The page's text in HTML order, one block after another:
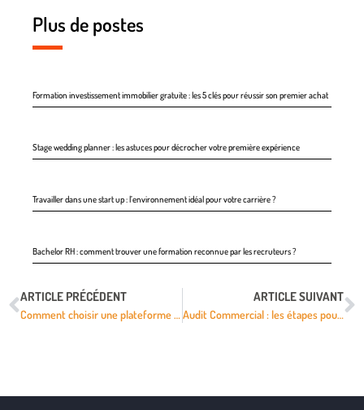
Plus de postes
Formation investissement immobilier gratuite : les 5 clés pour réussir son premier achat
Stage wedding planner : les astuces pour décrocher votre première expérience
Travailler dans une start up : l’environnement idéal pour votre carrière ?
Bachelor RH : comment trouver une formation reconnue par les recruteurs ?
ARTICLE PRÉCÉDENT
Comment choisir une plateforme LMS pour son entreprise ?
ARTICLE SUIVANT
Audit Commercial : les étapes pour booster sa stratégie commerciale